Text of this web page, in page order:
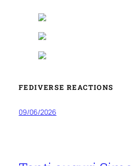
FEDIVERSE REACTIONS
09/06/2026